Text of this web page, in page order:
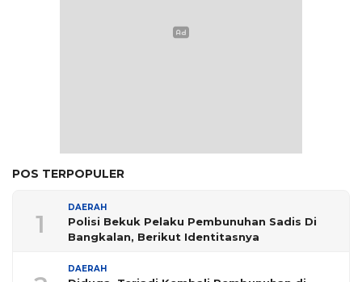
POS TERPOPULER
1
DAERAH
Polisi Bekuk Pelaku Pembunuhan Sadis Di
Bangkalan, Berikut Identitasnya
DAERAH